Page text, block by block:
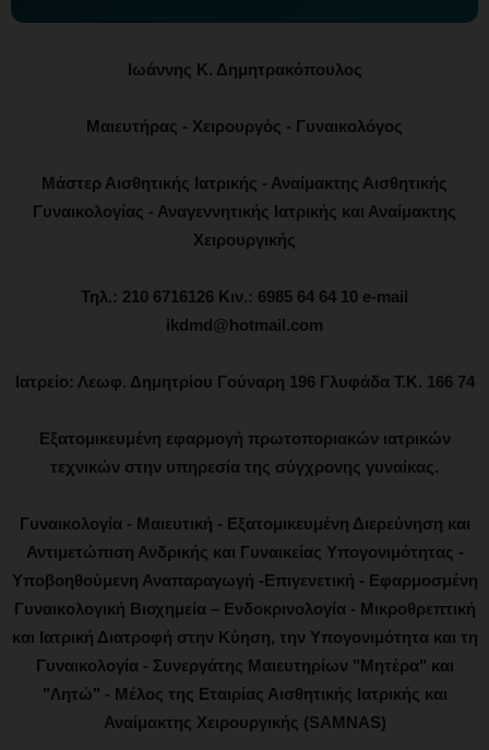
Ιωάννης Κ. Δημητρακόπουλος
Μαιευτήρας - Χειρουργός - Γυναικολόγος
Μάστερ Αισθητικής Ιατρικής - Αναίμακτης Αισθητικής
Γυναικολογίας - Αναγεννητικής Ιατρικής και Αναίμακτης
Χειρουργικής
Τηλ.: 210 6716126 Κιν.: 6985 64 64 10 e-mail
ikdmd@hotmail.com
Ιατρείο: Λεωφ. Δημητρίου Γούναρη 196 Γλυφάδα Τ.Κ. 166 74
Εξατομικευμένη εφαρμογή πρωτοποριακών ιατρικών
τεχνικών στην υπηρεσία της σύγχρονης γυναίκας.
Γυναικολογία - Μαιευτική - Εξατομικευμένη Διερεύνηση και
Αντιμετώπιση Ανδρικής και Γυναικείας Υπογονιμότητας -
Υποβοηθούμενη Αναπαραγωγή -Επιγενετική - Εφαρμοσμένη
Γυναικολογική Βιοχημεία – Ενδοκρινολογία - Μικροθρεπτική
και Ιατρική Διατροφή στην Κύηση, την Υπογονιμότητα και τη
Γυναικολογία - Συνεργάτης Μαιευτηρίων "Μητέρα" και
"Λητώ" - Μέλος της Εταιρίας Αισθητικής Ιατρικής και
Αναίμακτης Χειρουργικής (SAMNAS)